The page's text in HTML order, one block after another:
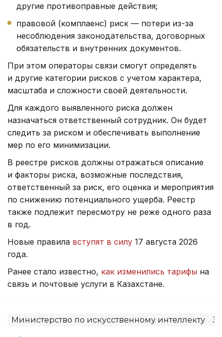
другие противоправные действия;
правовой (комплаенс) риск — потери из-за
несоблюдения законодательства, договорных
обязательств и внутренних документов.
При этом операторы связи смогут определять
и другие категории рисков с учетом характера,
масштаба и сложности своей деятельности.
Для каждого выявленного риска должен
назначаться ответственный сотрудник. Он будет
следить за риском и обеспечивать выполнение
мер по его минимизации.
В реестре рисков должны отражаться описание
и факторы риска, возможные последствия,
ответственный за риск, его оценка и мероприятия
по снижению потенциального ущерба. Реестр
также подлежит пересмотру не реже одного раза
в год.
Новые правила вступят в силу 17 августа 2026
года.
Ранее стало известно, как изменились тарифы на
связь и почтовые услуги в Казахстане.
Министерство по искусственному интеллекту